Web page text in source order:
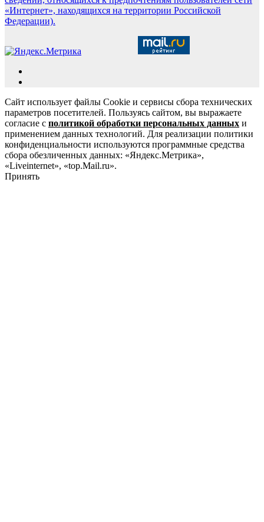
«Интернет», находящихся на территории Российской
Федерации).
Сайт использует файлы Cookie и сервисы сбора технических
параметров посетителей. Пользуясь сайтом, вы выражаете
согласие с политикой обработки персональных данных и
применением данных технологий. Для реализации политики
конфиденциальности используются программные средства
сбора обезличенных данных: «Яндекс.Метрика»,
«Liveinternet», «top.Mail.ru».
Принять